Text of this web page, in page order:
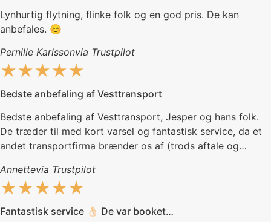
Lynhurtig flytning, flinke folk og en god pris. De kan
anbefales. 😊
Pernille Karlssonvia Trustpilot
★★★★★
Bedste anbefaling af Vesttransport
Bedste anbefaling af Vesttransport, Jesper og hans folk.
De træder til med kort varsel og fantastisk service, da et
andet transportfirma brænder os af (trods aftale og
Kæmpe tak til hele holdet!
Annettevia Trustpilot
★★★★★
Fantastisk service 👌🏻 De var booket…